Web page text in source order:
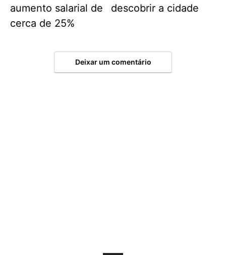
aumento salarial de
cerca de 25%
descobrir a cidade
Deixar um comentário